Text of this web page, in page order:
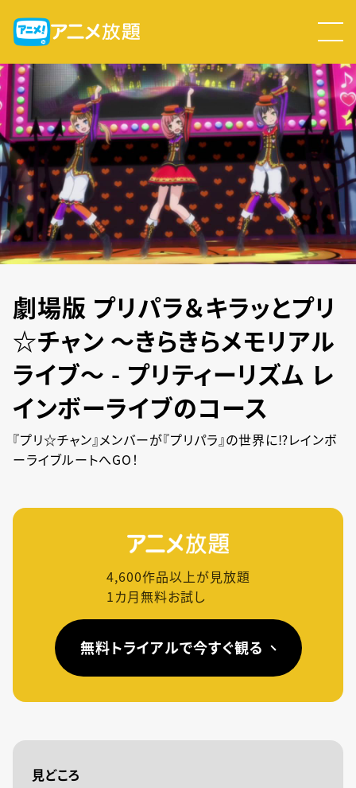
劇場版 プリパラ＆キラッとプリ
☆チャン ～きらきらメモリアル
ライブ～ - プリティーリズム レ
インボーライブのコース
『プリ☆チャン』メンバーが『プリパラ』の世界に⁉レインボ
ーライブルートへGO！
4,600作品以上が見放題
1カ月無料お試し
無料トライアルで今すぐ観る
見どころ